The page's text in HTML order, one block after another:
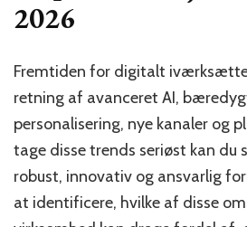
2026
Fremtiden for digitalt
retning af avanceret AI,
personalisering, nye kanaler og
tage disse trends seriøst kan du
robust, innovativ og ansvarlig
at identificere, hvilke af disse